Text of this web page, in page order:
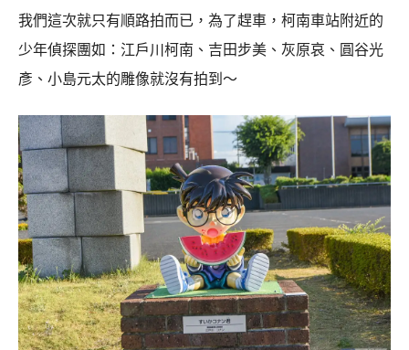
我們這次就只有順路拍而已，為了趕車，柯南車站附近的
少年偵探團如：江戶川柯南、吉田步美、灰原哀、圓谷光
彥、小島元太的雕像就沒有拍到～